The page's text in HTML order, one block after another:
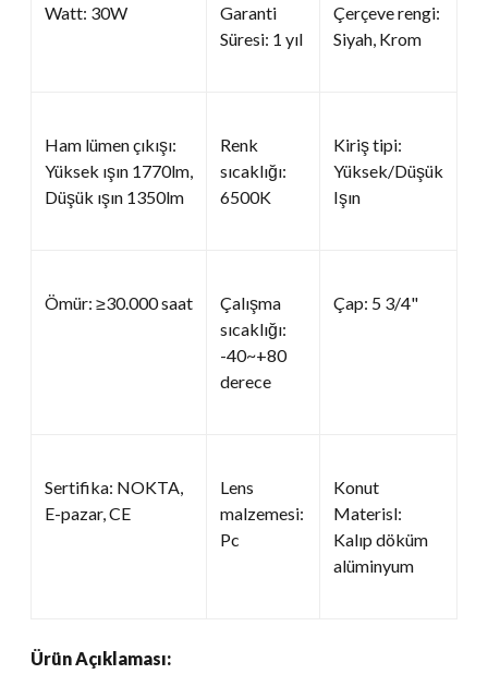
Watt: 30W
Garanti
Süresi: 1 yıl
Çerçeve rengi:
Siyah, Krom
Ham lümen çıkışı:
Yüksek ışın 1770lm,
Düşük ışın 1350lm
Renk
sıcaklığı:
6500K
Kiriş tipi:
Yüksek/Düşük
Işın
Ömür: ≥30.000 saat
Çalışma
sıcaklığı:
-40~+80
derece
Çap: 5 3/4"
Sertifika: NOKTA,
E-pazar, CE
Lens
malzemesi:
Pc
Konut
Materisl:
Kalıp döküm
alüminyum
Ürün Açıklaması: